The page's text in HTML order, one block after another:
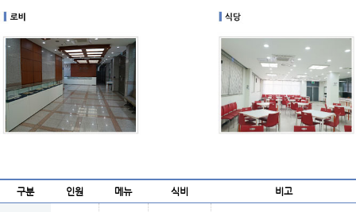
구분 인원 메뉴 식비 비고